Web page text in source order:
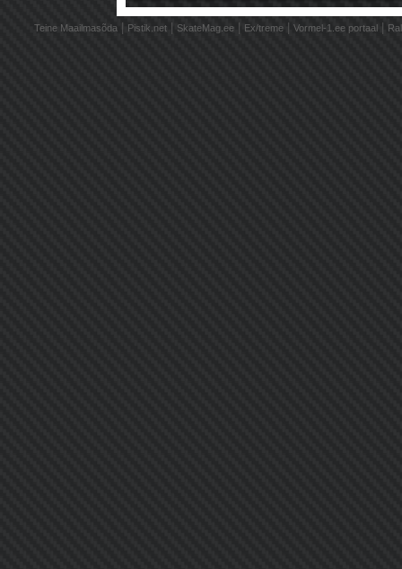
Teine Maailmasõda Pistik.net SkateMag.ee Ex/treme Vormel-1.ee portaal